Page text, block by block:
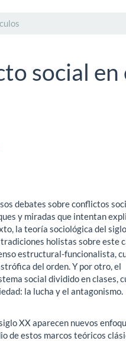
social en
debates sobre conflictos
y miradas que intentan
la teoría sociológica del
holistas sobre este
estructural-funcionalista,
del orden. Y por otro, el
social dividido en clases,
la lucha y el antagonismo.
XX aparecen nuevos
de estos marcos teóricos